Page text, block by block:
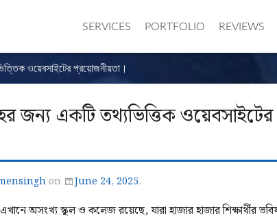
SERVICES PORTFOLIO REVIEWS
ওয়েবসাইটের প্রয়োজনীয়তা।
জন্য একটি তথ্যভিত্তিক ওয়েবসাইটের
on June 24, 2025.
অসংখ্য স্কুল ও কলেজ রয়েছে, যারা হাজার হাজার শিক্ষার্থীর